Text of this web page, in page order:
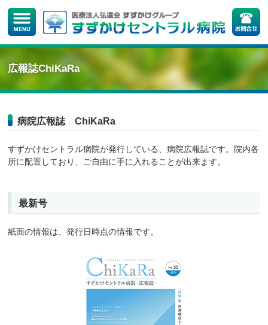
広報誌ChiKaRa
病院広報誌 ChiKaRa
すずかけセントラル病院が発行している、病院広報誌です。院内各
所に配置しており、ご自由に手に入れることが出来ます。
最新号
紙面の情報は、発行日時点の情報です。